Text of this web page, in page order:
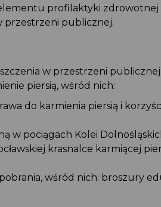
profilaktyki
przestrzeni publicznej.
w przestrzeni
piersią, wśród nich:
do karmienia piersią i
w pociągach Kolei
krasnalce karmiącej
wśród nich: broszury